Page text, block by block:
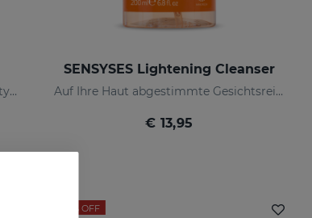
Aufhellender und antioxidativer Beauty-Mist
SENSYSES Lightening Cleanser
Auf Ihre Haut abgestimmte Gesichtsreinigung
€ 13,95
- 12% OFF